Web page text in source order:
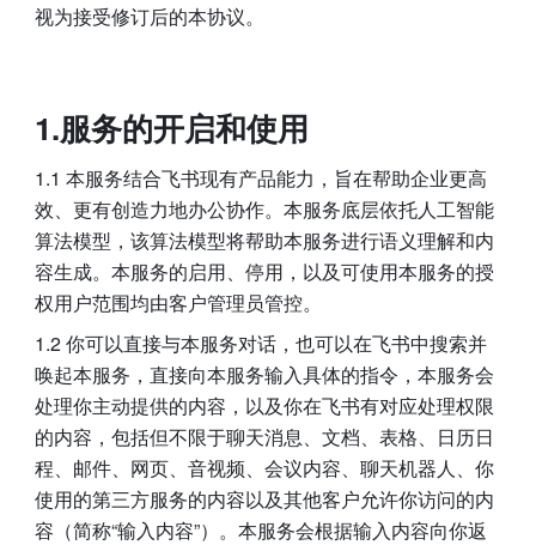
视为接受修订后的本协议。
1.服务的开启和使用
1.1 本服务结合飞书现有产品能力，旨在帮助企业更高
效、更有创造力地办公协作。本服务底层依托人工智能
算法模型，该算法模型将帮助本服务进行语义理解和内
容生成。本服务的启用、停用，以及可使用本服务的授
权用户范围均由客户管理员管控。
1.2 你可以直接与本服务对话，也可以在飞书中搜索并
唤起本服务，直接向本服务输入具体的指令，本服务会
处理你主动提供的内容，以及你在飞书有对应处理权限
的内容，包括但不限于聊天消息、文档、表格、日历日
程、邮件、网页、音视频、会议内容、聊天机器人、你
使用的第三方服务的内容以及其他客户允许你访问的内
容（简称“输入内容”）。本服务会根据输入内容向你返